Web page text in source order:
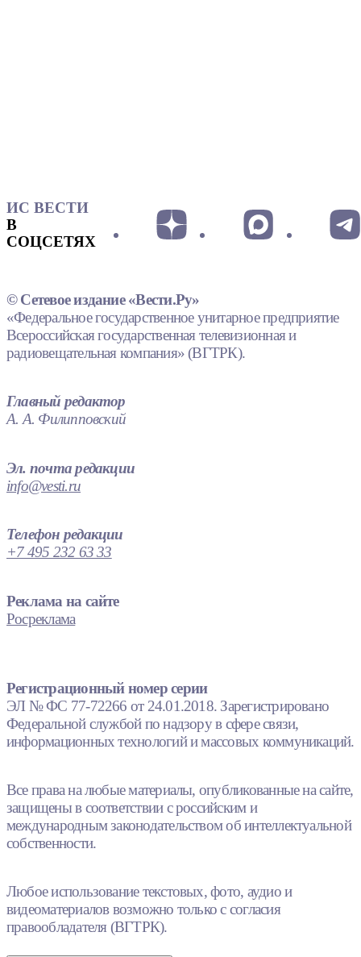
ИС ВЕСТИ
В
СОЦСЕТЯХ
© Сетевое издание «Вести.Ру»
«Федеральное государственное унитарное предприятие
Всероссийская государственная телевизионная и
радиовещательная компания» (ВГТРК).
Главный редактор
А. А. Филипповский
Эл. почта редакции
info@vesti.ru
Телефон редакции
+7 495 232 63 33
Реклама на сайте
Росреклама
Регистрационный номер серии
ЭЛ № ФС 77-72266 от 24.01.2018. Зарегистрировано
Федеральной службой по надзору в сфере связи,
информационных технологий и массовых коммуникаций.
Все права на любые материалы, опубликованные на сайте,
защищены в соответствии с российским и
международным законодательством об интеллектуальной
собственности.
Любое использование текстовых, фото, аудио и
видеоматериалов возможно только с согласия
правообладателя (ВГТРК).